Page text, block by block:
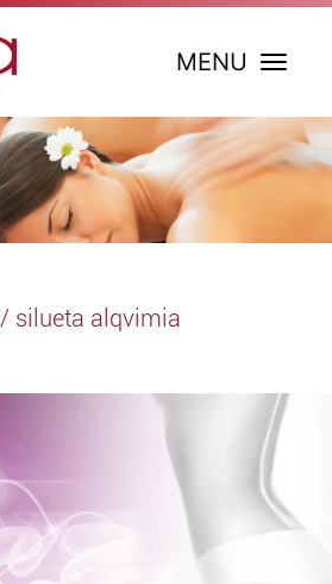
MENU
/ silueta alqvimia